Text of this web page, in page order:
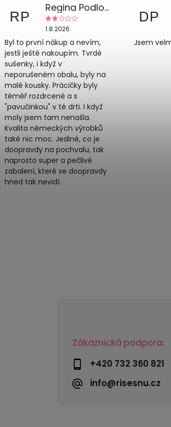
RP
Regina Podloucká
1.8.2026
Byl to první nákup a nevím,
jestli ještě nakoupím. Tvrdé
sušenky, i když v
neporušeném obalu, byly na
malé kousky. Prácičky byly
téměř rozdrcené a s
"pavučinkou" v té drti. I když
moly jsem tam nenašla.
Kvalita německých výrobků
také nic moc. Jediné, co je
doopravdy na pochvalu, tak
naprosto super a pečlivé
zabalení, které se doopravdy
hned tak nevidí.
DP
Jsem
Zákaznická podpora:
+420 732 360 821
info@risesnu.cz